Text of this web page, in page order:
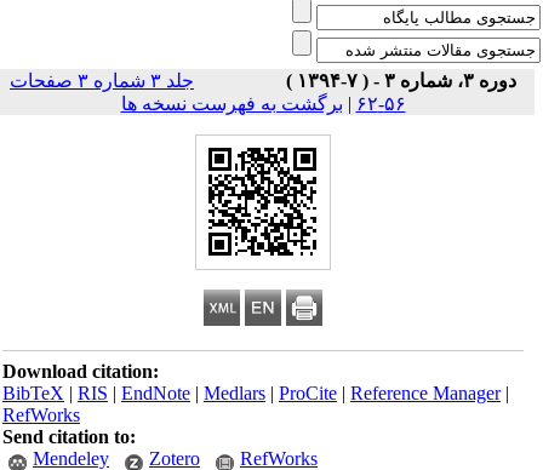
جلد ۳ شماره ۳ صفحات
برگشت به فهرست نسخه ها
Download citation:
BibTeX|RIS|EndNote| Medlars| ProCite|Reference
RefWorks
Send citation to:
Mendeley
Zotero RefWorks